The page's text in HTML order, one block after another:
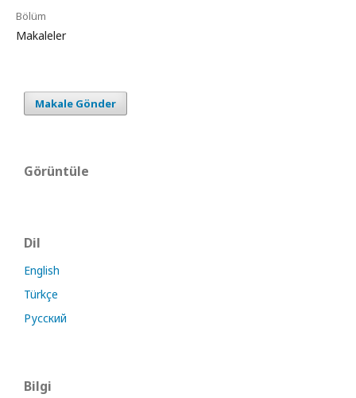
Bölüm
Makaleler
Makale Gönder
Görüntüle
Dil
English
Türkçe
Русский
Bilgi